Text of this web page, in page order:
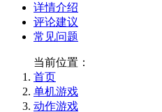
详情介绍
评论建议
常见问题
当前位置：
首页
单机游戏
动作游戏